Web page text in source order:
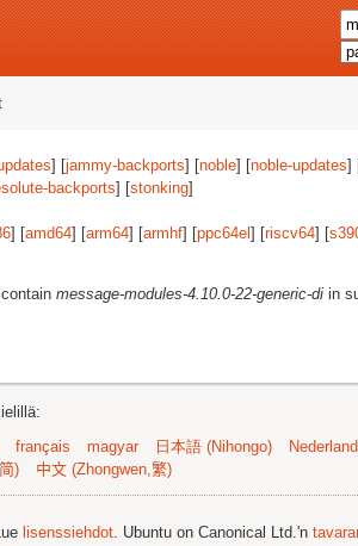
] [jammy-backports] [noble] [noble-updates]
backports] [stonking]
] [amd64] [arm64] [armhf] [ppc64el ] [riscv64] [
message-modules-4.10.0-22-generic-di in
français magyar 日本語 (Nihongo)
) 中文 (Zhongwen,繁)
lisenssiehdot. Ubuntu on Canonical Ltd.'n